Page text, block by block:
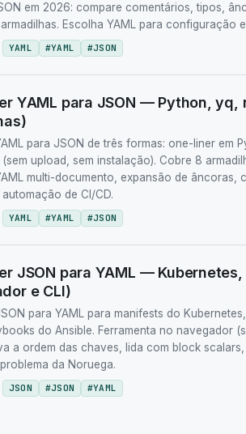
em 2026: compare comentários, tipos,
Escolha YAML para configuração
YAML #YAML #JSON
YAML para JSON — Python,
para JSON de três formas: one-liner em
upload, sem instalação). Cobre 8
multi-documento, expansão de âncoras,
automação de CI/CD.
YAML #YAML #JSON
JSON para YAML —
e CLI)
para YAML para manifests do
do Ansible. Ferramenta no navegador
a ordem das chaves, lida com block
da Noruega.
JSON #JSON #YAML